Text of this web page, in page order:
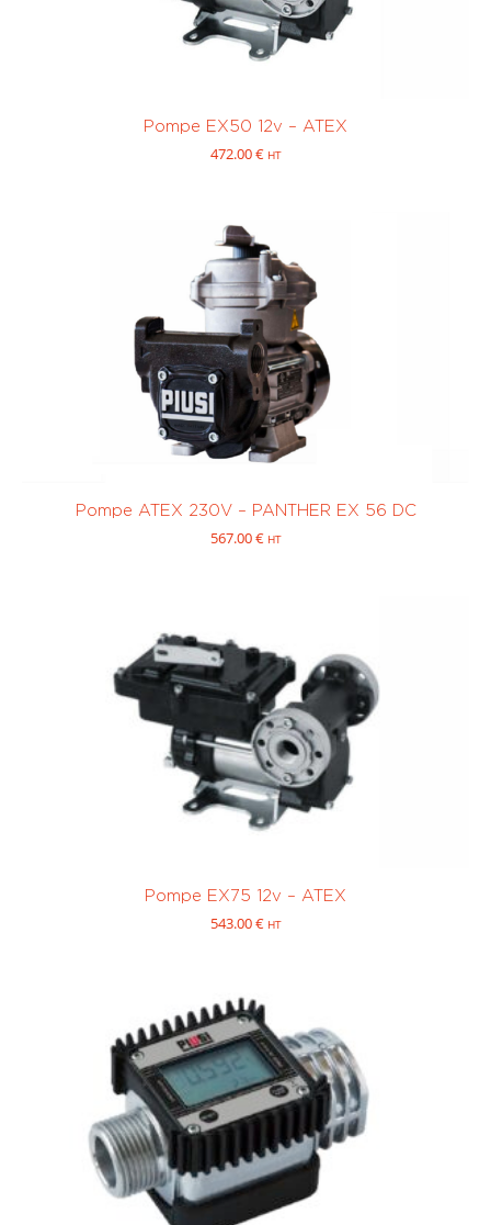
Pompe EX50 12v – ATEX
472.00€ HT
Pompe ATEX 230V – PANTHER EX 56 DC
567.00€ HT
Pompe EX75 12v – ATEX
543.00€ HT